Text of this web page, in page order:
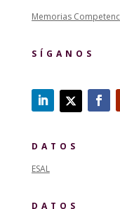
Memorias
SÍGANOS
DATOS
ESAL
DATOS